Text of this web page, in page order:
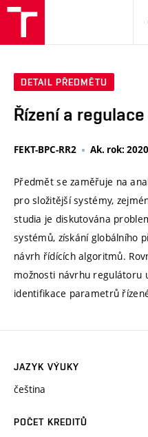
DETAIL PŘEDMĚTU
Řízení a regulace
FEKT-BPC-RR2 Ak. rok:
Předmět se zaměřuje na
pro složitější systémy,
studia je diskutována
systémů, získání globálního
návrh řídících algoritmů.
možnosti návrhu regulátoru
identifikace parametrů
JAZYK VÝUKY
čeština
POČET KREDITŮ